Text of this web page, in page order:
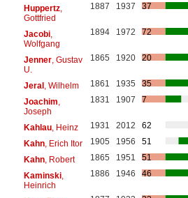
Huppertz,
Gottfried
1887 1937 37
Jacobi,
Wolfgang
1894 1972 72
Jenner, Gustav
U.
1865 1920 20
Jeral, Wilhelm 1861 1935
35
Joachim
Joseph
1831 1907 7
Kahlau, Heinz 1931 2012
62
Kahn, Erich Itor 1905 1956
51
Kahn, Robert 1865 1951
51
Kaminski,
Heinrich
1886 1946 46